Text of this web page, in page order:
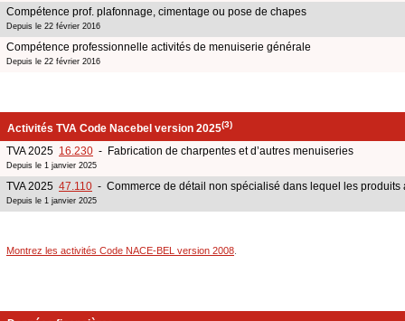
Compétence prof. plafonnage, cimentage ou pose de chapes
Depuis le 22 février 2016
Compétence professionnelle activités de menuiserie générale
Depuis le 22 février 2016
Activités TVA Code Nacebel version 2025(3)
TVA 2025 16.230 - Fabrication de charpentes et d’autres menuiseries
Depuis le 1 janvier 2025
TVA 2025 47.110 - Commerce de détail non spécialisé dans lequel les
Depuis le 1 janvier 2025
Montrez les activités Code NACE-BEL version 2008